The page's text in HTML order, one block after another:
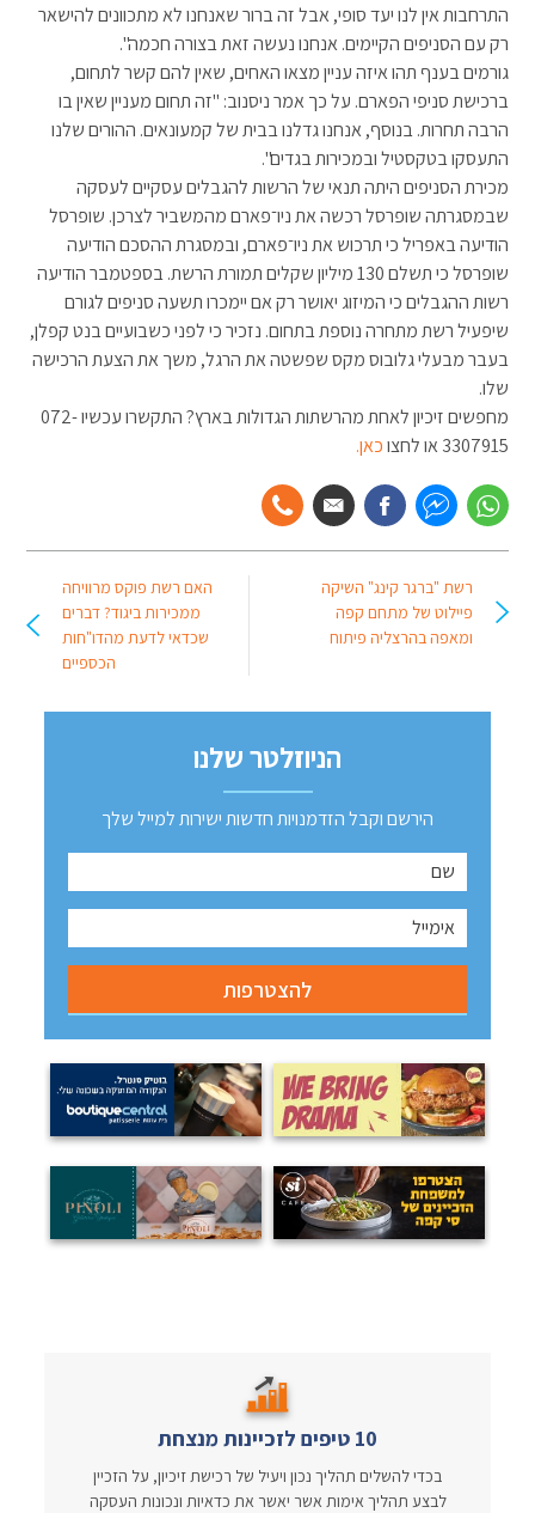
התרחבות אין לנו יעד סופי, אבל זה ברור שאנחנו לא מתכוונים להישאר
רק עם הסניפים הקיימים. אנחנו נעשה זאת בצורה חכמה".
גורמים בענף תהו איזה עניין מצאו האחים, שאין להם קשר לתחום,
ברכישת סניפי הפארם. על כך אמר ניסנוב: "זה תחום מעניין שאין בו
הרבה תחרות. בנוסף, אנחנו גדלנו בבית של קמעונאים. ההורים שלנו
התעסקו בטקסטיל ובמכירות בגדים".
מכירת הסניפים היתה תנאי של הרשות להגבלים עסקיים לעסקה
שבמסגרתה שופרסל רכשה את ניו־פארם מהמשביר לצרכן. שופרסל
הודיעה באפריל כי תרכוש את ניו־פארם, ובמסגרת ההסכם הודיעה
שופרסל כי תשלם 130 מיליון שקלים תמורת הרשת. בספטמבר הודיעה
רשות ההגבלים כי המיזוג יאושר רק אם יימכרו תשעה סניפים לגורם
שיפעיל רשת מתחרה נוספת בתחום. נזכיר כי לפני כשבועיים בנט קפלן,
בעבר מבעלי גלובוס מקס שפשטה את הרגל, משך את הצעת הרכישה
שלו.
מחפשים זיכיון לאחת מהרשתות הגדולות בארץ? התקשרו עכשיו 072-
3307915 או לחצו
כאן.
רשת "ברגר קינג" השיקה
פיילוט של מתחם קפה
ומאפה בהרצליה פיתוח
האם רשת פוקס מרוויחה
ממכירות ביגוד? דברים
שכדאי לדעת מהדו"חות
הכספיים
הניוזלטר שלנו
הירשם וקבל הזדמנויות חדשות ישירות למייל שלך
10 טיפים לזכיינות מנצחת
בכדי להשלים תהליך נכון ויעיל של רכישת זיכיון, על הזכיין
לבצע תהליך אימות אשר יאשר את כדאיות ונכונות העסקה